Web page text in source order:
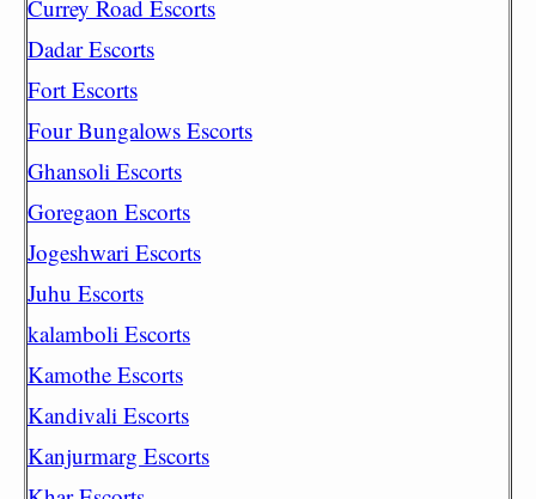
Currey Road Escorts
Dadar Escorts
Fort Escorts
Four Bungalows Escorts
Ghansoli Escorts
Goregaon Escorts
Jogeshwari Escorts
Juhu Escorts
kalamboli Escorts
Kamothe Escorts
Kandivali Escorts
Kanjurmarg Escorts